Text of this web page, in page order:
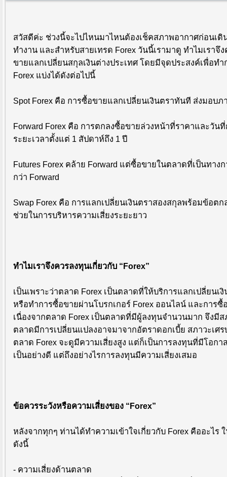
สวัสดีค่ะ ช่วงนี้จะไปไหนมาไหนต้องเช็คสภาพอากาศก่อนเ
ทำงาน และสำหรับสายเทรด Forex วันนี้เรามาดู ทำไมเราจึ
ขายแลกเปลี่ยนสกุลเงินต่างประเทศ โดยมีจุดประสงค์เพื่อท
Forex แบ่งได้ดังต่อไปนี้
Spot Forex คือ การซื้อขายแลกเปลี่ยนเงินตราทันที ส่งมอ
Forward Forex คือ การตกลงซื้อขายล่วงหน้าที่ราคาและวั
ระยะเวลาตั้งแต่ 1 สัปดาห์ถึง 1 ปี
Futures Forex คล้าย Forward แต่ซื้อขายในตลาดที่เป็นท
กว่า Forward
Swap Forex คือ การแลกเปลี่ยนเงินตราสองสกุลพร้อมข้อ
ช่วยในการบริหารความเสี่ยงระยะยาว
ทำไมเราจึงควรลงทุนเกี่ยวกับ “Forex”
เป็นเพราะว่าตลาด Forex เป็นตลาดที่ให้บริการแลกเปลี่ยน
หรือทำการซื้อขายผ่านโบรกเกอร์ Forex ออนไลน์ และการ
เนื่องจากตลาด Forex เป็นตลาดที่มีผู้ลงทุนจำนวนมาก จึง
ตลาดมีการเปลี่ยนแปลงอาจมาจากอัตราดอกเบี้ย สภาวะเ
ตลาด Forex จะดูมีความเสี่ยงสูง แต่ก็เป็นการลงทุนที่มีโอก
เป็นอย่างดี แต่ถึงอย่างไรการลงทุนมีความเสี่ยงเสมอ
ข้อควรระวังหรือความเสี่ยงของ “Forex”
หลังจากทุกๆ ท่านได้ทำความเข้าใจเกี่ยวกับ Forex คืออะไร
ดังนี้
- ความเสี่ยงด้านตลาด